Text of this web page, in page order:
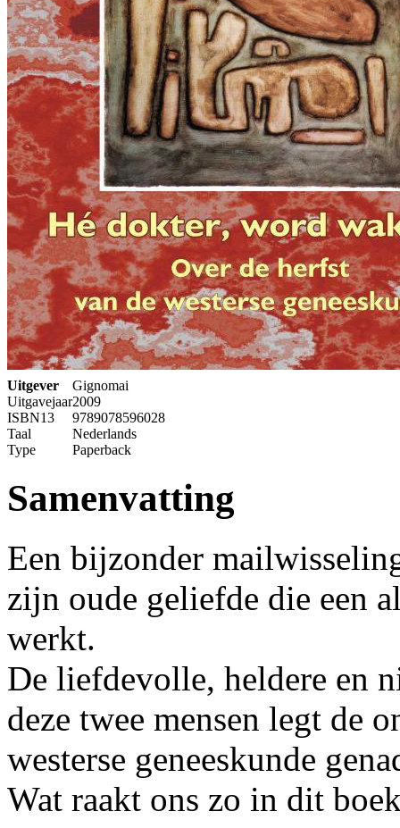
Uitgever
Gignomai
Uitgavejaar2009
ISBN13
9789078596028
Taal
Nederlands
Type
Paperback
Samenvatting
Een bijzonder
zijn oude geliefde die een
werkt.
De liefdevolle, heldere en
deze twee mensen legt de
westerse geneeskunde
Wat raakt ons zo in dit